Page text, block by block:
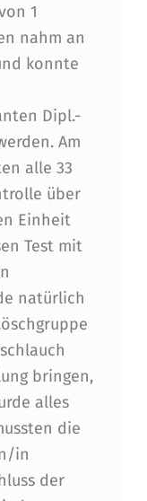
1
nahm an
konnte
Dipl.-
Am
alle 33
über
Einheit
Test mit
natürlich
bringen,
alles
die
in
der